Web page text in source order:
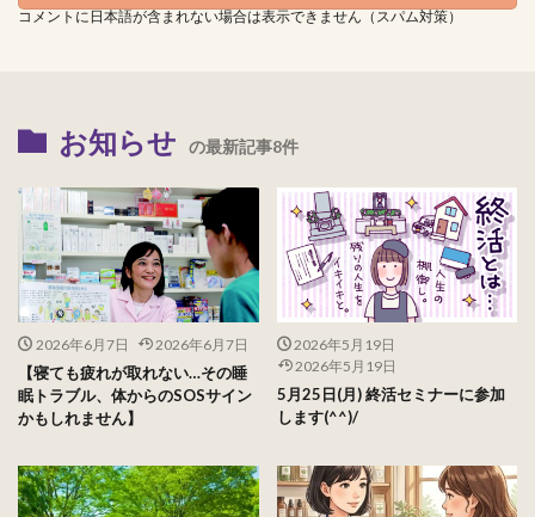
コメントに日本語が含まれない場合は表示できません（スパム対策）
お知らせ の最新記事8件
2026年6月7日 2026年6月7日
【寝ても疲れが取れない…その睡
眠トラブル、体からのSOSサイン
かもしれません】
2026年5月19日
2026年5月19日
5月25日(月) 終活セミナーに参加
します(^^)/